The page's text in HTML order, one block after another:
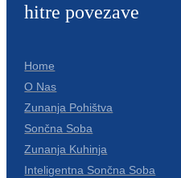
hitre povezave
Home
O Nas
Zunanja Pohištva
Sončna Soba
Zunanja Kuhinja
Inteligentna Sončna Soba